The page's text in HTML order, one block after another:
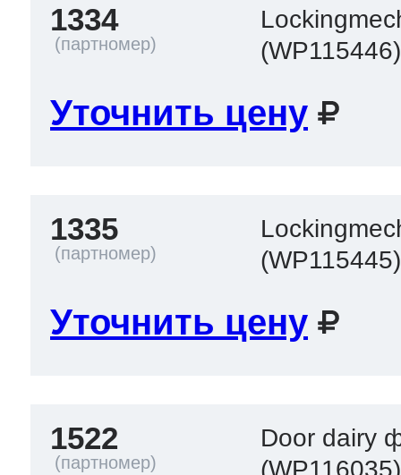
1334
(WP115446)
Уточнить цену
1335
(WP115445)
Уточнить цену
1522
Door dairy
(WP116035)